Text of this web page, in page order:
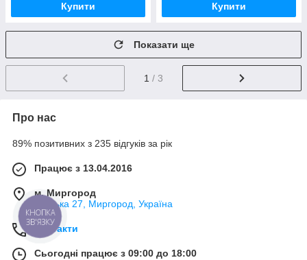
Купити Купити
Показати ще
1 / 3
Про нас
89% позитивних з 235 відгуків за рік
Працює з 13.04.2016
м. Миргород
Ткацька 27, Миргород, Україна
Контакти
Сьогодні працює з 09:00 до 18:00
КНОПКА
ЗВ'ЯЗКУ